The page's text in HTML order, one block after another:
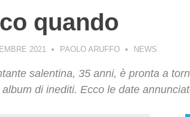
quando
2021 PAOLO ARUFFO NEWS
salentina, 35 anni, è pronta a
di inediti. Ecco le date